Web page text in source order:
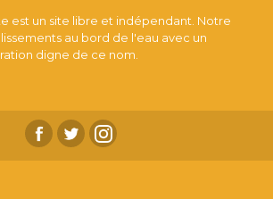
est un site libre et indépendant. Notre
au bord de l'eau avec un
digne de ce nom.